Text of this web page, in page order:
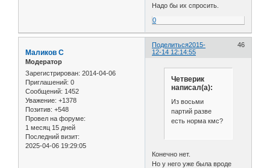
Надо бы их спросить.
0
Поделиться 46
2015-
12-14 12:14:55
Маликов С
Модератор
Зарегистрирован: 2014-04-06
Приглашений: 0
Сообщений: 1452
Уважение: +1378
Позитив: +548
Провел на форуме:
1 месяц 15 дней
Последний визит:
2025-04-06 19:29:05
Четверик
написал(а):
Из восьми
партий разве
есть норма кмс?
Конечно нет.
Но у него уже была вроде